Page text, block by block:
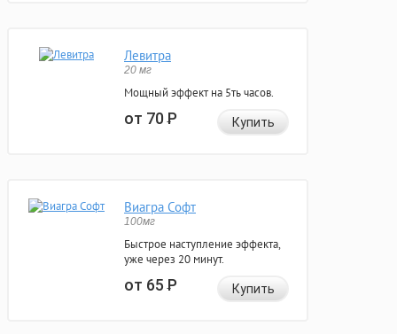
Левитра
20 мг
Мощный эффект на 5ть часов.
от 70Р Купить
Виагра Софт
100мг
Быстрое наступление эффекта,
уже через 20 минут.
от 65Р Купить